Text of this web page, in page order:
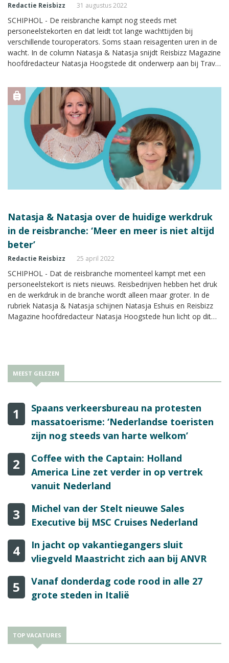
Redactie Reisbizz 31 augustus 2022
SCHIPHOL - De reisbranche kampt nog steeds met
personeelstekorten en dat leidt tot lange wachttijden bij
verschillende touroperators. Soms staan reisagenten uren in de
wacht. In de column Natasja & Natasja snijdt Reisbizz Magazine
hoofdredacteur Natasja Hoogstede dit onderwerp aan bij Travel
Natasja & Natasja over de huidige werkdruk
in de reisbranche: ‘Meer en meer is niet altijd
beter’
Redactie Reisbizz 25 april 2022
SCHIPHOL - Dat de reisbranche momenteel kampt met een
personeelstekort is niets nieuws. Reisbedrijven hebben het druk
en de werkdruk in de branche wordt alleen maar groter. In de
rubriek Natasja & Natasja schijnen Natasja Eshuis en Reisbizz
Magazine hoofdredacteur Natasja Hoogstede hun licht op dit
MEEST GELEZEN
1
Spaans verkeersbureau na protesten
massatoerisme: ‘Nederlandse toeristen
zijn nog steeds van harte welkom’
2
Coffee with the Captain: Holland
America Line zet verder in op vertrek
vanuit Nederland
3
Michel van der Stelt nieuwe Sales
Executive bij MSC Cruises Nederland
4
In jacht op vakantiegangers sluit
vliegveld Maastricht zich aan bij ANVR
5
Vanaf donderdag code rood in alle 27
grote steden in Italië
TOP VACATURES